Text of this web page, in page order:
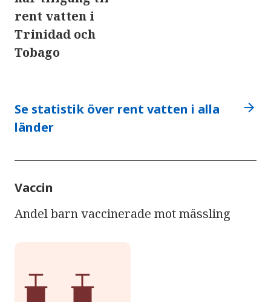
rent vatten i
Trinidad och
Tobago
Se statistik över rent vatten i alla
länder
arrow_forward
Vaccin
Andel barn vaccinerade mot mässling